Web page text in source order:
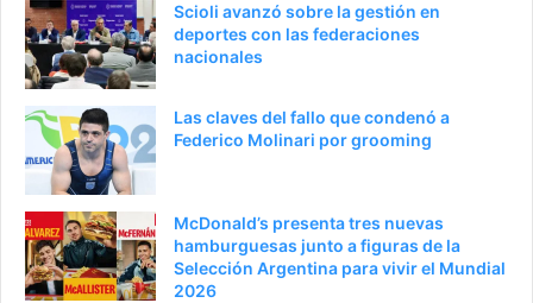
Scioli avanzó sobre la gestión en
deportes con las federaciones
nacionales
Las claves del fallo que condenó a
Federico Molinari por grooming
McDonald’s presenta tres nuevas
hamburguesas junto a figuras de la
Selección Argentina para vivir el Mundial
2026